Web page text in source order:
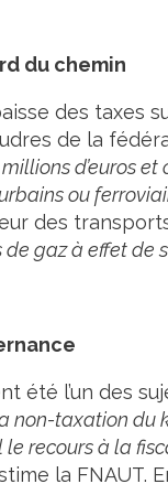
du chemin
des
de la
d’euros et
ou
des
gaz à effet de
été l’un des
non-taxation du
le recours à la
la FNAUT.